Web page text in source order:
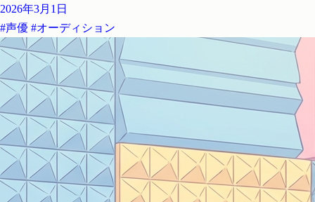
2026年3月1日
#声優 #オーディション